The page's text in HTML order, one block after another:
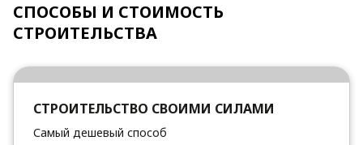
СПОСОБЫ И СТОИМОСТЬ
СТРОИТЕЛЬСТВА
СТРОИТЕЛЬСТВО СВОИМИ СИЛАМИ
Самый дешевый способ